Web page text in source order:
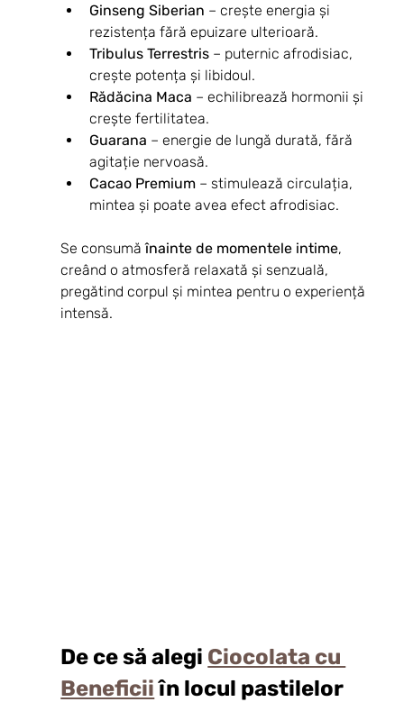
Ginseng Siberian – crește energia și
rezistența fără epuizare ulterioară.
Tribulus Terrestris – puternic afrodisiac,
crește potența și libidoul.
Rădăcina Maca – echilibrează hormonii și
crește fertilitatea.
Guarana – energie de lungă durată, fără
agitație nervoasă.
Cacao Premium – stimulează circulația,
mintea și poate avea efect afrodisiac.
Se consumă înainte de momentele intime,
creând o atmosferă relaxată și senzuală,
pregătind corpul și mintea pentru o experiență
intensă.
De ce să alegi Ciocolata cu
Beneficii în locul pastilelor